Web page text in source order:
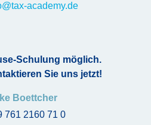
academy.de
Schulung möglich.
Sie uns jetzt!
Boettcher
761 2160 71 0